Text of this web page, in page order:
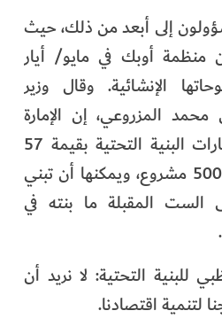
إلى أبعد من ذلك، حيث
منظمة أوبك في مايو/ أيار
الإنشائية. وقال وزير
محمد المزروعي، إن الإمارة
تمضي قدماً في استثمارات البنية التحتية بقيمة 57
مليار دولار موزعة على 500 مشروع، ويمكنها أن تبني
الست المقبلة ما بنته في
للبنية التحتية: لا نريد أن
لتنمية اقتصادنا.